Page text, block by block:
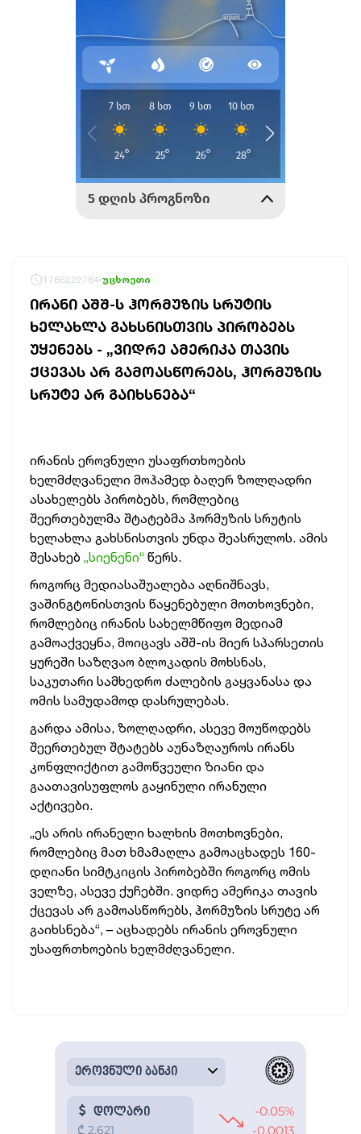
1786222784 უცხოეთი
ᲘᲠᲐᲜᲘ ᲐᲨᲨ-Ს ᲰᲝᲠᲛᲣᲖᲘᲡ ᲡᲠᲣᲢᲘᲡ
ᲮᲔᲚᲐᲮᲚᲐ ᲒᲐᲮᲡᲜᲘᲡᲗᲕᲘᲡ ᲞᲘᲠᲝᲑᲔᲑᲡ
ᲣᲧᲔᲜᲔᲑᲡ - „ᲕᲘᲓᲠᲔ ᲐᲛᲔᲠᲘᲙᲐ ᲗᲐᲕᲘᲡ
ᲥᲪᲔᲕᲐᲡ ᲐᲠ ᲒᲐᲛᲝᲐᲡᲬᲝᲠᲔᲑᲡ, ᲰᲝᲠᲛᲣᲖᲘᲡ
ᲡᲠᲣᲢᲔ ᲐᲠ ᲒᲐᲘᲮᲡᲜᲔᲑᲐ“
ირანის ეროვნული უსაფრთხოების
ხელმძღვანელი მოჰამედ ბაღერ ზოლღადრი
ასახელებს პირობებს, რომლებიც
შეერთებულმა შტატებმა ჰორმუზის სრუტის
ხელახლა გახსნისთვის უნდა შეასრულოს. ამის
შესახებ „სიენენი“ წერს.
როგორც მედიასაშუალება აღნიშნავს,
ვაშინგტონისთვის წაყენებული მოთხოვნები,
რომლებიც ირანის სახელმწიფო მედიამ
გამოაქვეყნა, მოიცავს აშშ-ის მიერ სპარსეთის
ყურეში საზღვაო ბლოკადის მოხსნას,
საკუთარი სამხედრო ძალების გაყვანასა და
ომის სამუდამოდ დასრულებას.
გარდა ამისა, ზოლღადრი, ასევე მოუწოდებს
შეერთებულ შტატებს აუნაზღაუროს ირანს
კონფლიქტით გამოწვეული ზიანი და
გაათავისუფლოს გაყინული ირანული
აქტივები.
„ეს არის ირანელი ხალხის მოთხოვნები,
რომლებიც მათ ხმამაღლა გამოაცხადეს 160-
დღიანი სიმტკიცის პირობებში როგორც ომის
ველზე, ასევე ქუჩებში. ვიდრე ამერიკა თავის
ქცევას არ გამოასწორებს, ჰორმუზის სრუტე არ
გაიხსნება“, – აცხადებს ირანის ეროვნული
უსაფრთხოების ხელმძღვანელი.